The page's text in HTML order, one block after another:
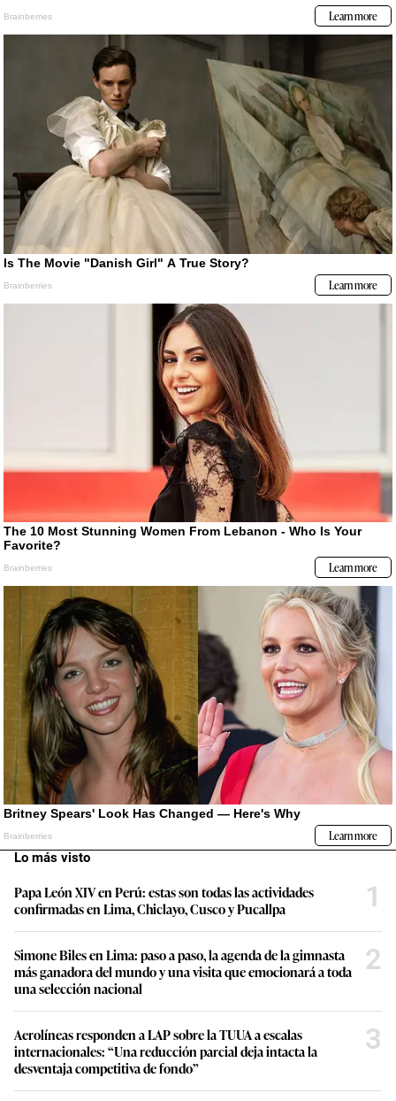
Lo más visto
Papa León XIV en Perú: estas son todas las actividades
confirmadas en Lima, Chiclayo, Cusco y Pucallpa
1
Simone Biles en Lima: paso a paso, la agenda de la gimnasta
más ganadora del mundo y una visita que emocionará a toda
una selección nacional
2
Aerolíneas responden a LAP sobre la TUUA a escalas
internacionales: “Una reducción parcial deja intacta la
desventaja competitiva de fondo”
3